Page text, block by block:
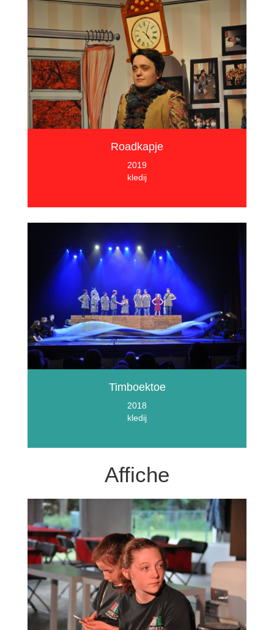
Roadkapje
2019
kledij
Timboektoe
2018
kledij
Affiche